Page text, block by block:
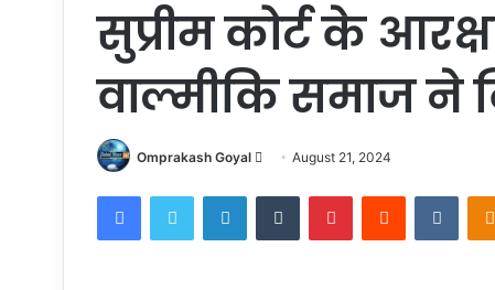
सुप्रीम कोर्ट के
वाल्मीकि समाज ने
Omprakash Goyal
Send
email
August 21, 2024
FacebookTwitter LinkedInTumblr PinterestReddit